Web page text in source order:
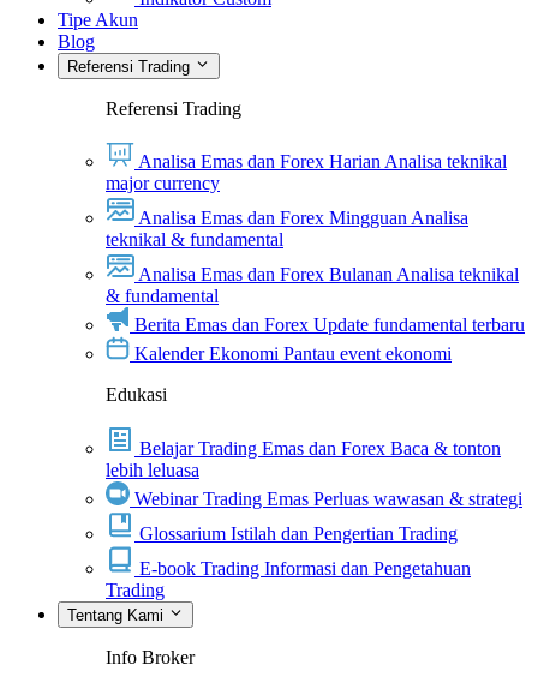
Tipe Akun
Blog
Referensi Trading
Referensi Trading
Analisa Emas dan Forex Harian Analisa teknikal
major currency
Analisa Emas dan Forex Mingguan Analisa
teknikal & fundamental
Analisa Emas dan Forex Bulanan Analisa teknikal
& fundamental
Berita Emas dan Forex Update fundamental terbaru
Kalender Ekonomi Pantau event ekonomi
Edukasi
Belajar Trading Emas dan Forex Baca & tonton
lebih leluasa
Webinar Trading Emas Perluas wawasan & strategi
Glossarium Istilah dan Pengertian Trading
E-book Trading Informasi dan Pengetahuan
Trading
Tentang Kami
Info Broker